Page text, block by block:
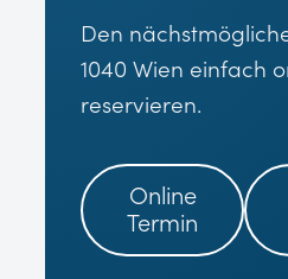
Den
1040 Wien einfach
reservieren.
Online
Termin